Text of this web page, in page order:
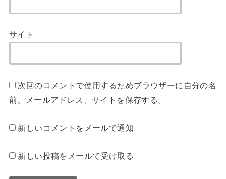
サイト
次回のコメントで使用するためブラウザーに自分の名
前、メールアドレス、サイトを保存する。
新しいコメントをメールで通知
新しい投稿をメールで受け取る